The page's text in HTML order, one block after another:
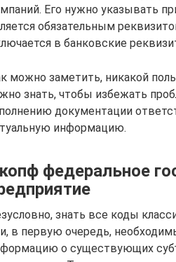
Его нужно указывать
обязательным
в банковские
можно заметить, никакой
знать, чтобы избежать
документации
информацию.
федеральное
знать все коды
в первую очередь,
о существующих